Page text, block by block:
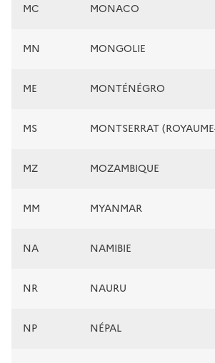
MC MONACO
MN MONGOLIE
ME MONTÉNÉGRO
MS MONTSERRAT
MZ MOZAMBIQUE
MM MYANMAR
NA NAMIBIE
NR NAURU
NP NÉPAL